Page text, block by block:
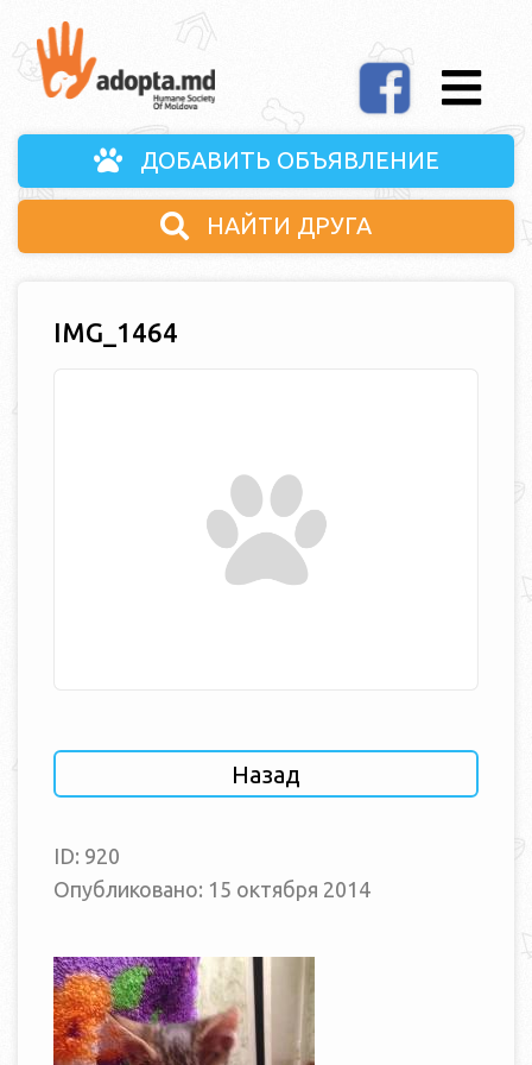
ДОБАВИТЬ ОБЪЯВЛЕНИЕ
НАЙТИ ДРУГА
IMG_1464
Назад
ID: 920
Опубликовано: 15 октября 2014